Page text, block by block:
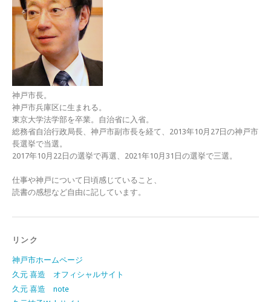
神戸市長。
神戸市兵庫区に生まれる。
東京大学法学部を卒業。自治省に入省。
総務省自治行政局長、神戸市副市長を経て、2013年10月27日の神戸市
長選挙で当選。
2017年10月22日の選挙で再選、2021年10月31日の選挙で三選。
仕事や神戸について日頃感じていること、
読書の感想など自由に記しています。
リンク
神戸市ホームページ
久元 喜造 オフィシャルサイト
久元 喜造 note